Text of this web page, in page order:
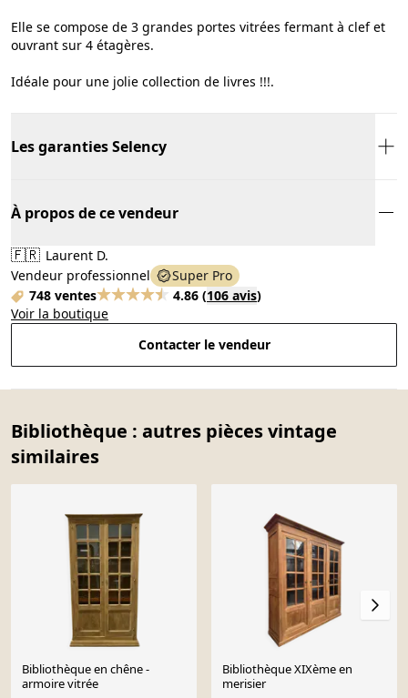
Elle se compose de 3 grandes portes vitrées fermant à clef et
ouvrant sur 4 étagères.
Idéale pour une jolie collection de livres !!!.
Les garanties Selency
À propos de ce vendeur
🇫🇷 Laurent D.
Vendeur professionnel
Super Pro
748 ventes
4.86 (106 avis)
Voir la boutique
Contacter le vendeur
Bibliothèque : autres pièces vintage
similaires
Bibliothèque en chêne -
armoire vitrée
Bibliothèque XIXème en
merisier